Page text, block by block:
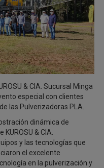
& CIA. Sucursal Minga
especial con clientes
las Pulverizadoras PLA.
dinámica de
& CIA.
y las tecnologías que
el excelente
en la pulverización y